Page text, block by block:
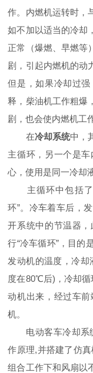
作。内燃机运转时，
如不加以适当的冷却
正常（爆燃、早燃等
剧，引起内燃机的动
但是，如果冷却过
释，柴油机工作粗爆
剧，也会使内燃机工
在冷却系统中，
主循环，另一个是
心，使用是同一冷却
主循环中包括了
环”。冷车着车后，
开系统中的节温器
行“冷车循环”，目的
发动机的温度，冷却
度在80℃后)，冷却循
动机出来，经过车
机。
电动客车冷却系统
作原理,并搭建了仿
组合工作下和风扇以